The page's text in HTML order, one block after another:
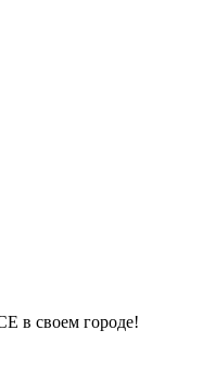
в своем городе!